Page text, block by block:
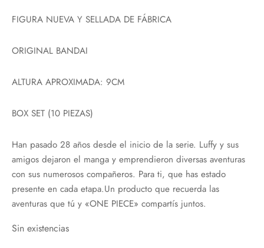
FIGURA NUEVA Y SELLADA DE FÁBRICA
ORIGINAL BANDAI
ALTURA APROXIMADA: 9CM
BOX SET (10 PIEZAS)
Han pasado 28 años desde el inicio de la serie. Luffy y sus
amigos dejaron el manga y emprendieron diversas aventuras
con sus numerosos compañeros. Para ti, que has estado
presente en cada etapa.Un producto que recuerda las
aventuras que tú y «ONE PIECE» compartís juntos.
Sin existencias